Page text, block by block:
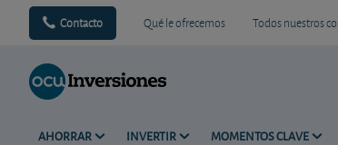
Contacto Qué le ofrecemos Todos nuestros
AHORRAR INVERTIR MOMENTOS CLAVE